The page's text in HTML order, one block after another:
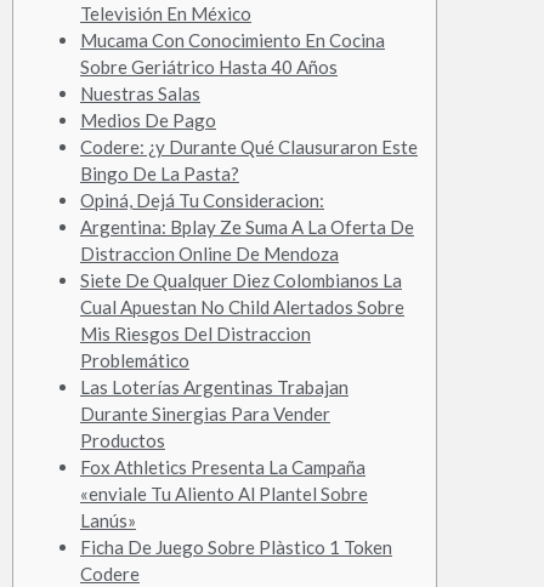
Televisión En México
Mucama Con Conocimiento En Cocina
Sobre Geriátrico Hasta 40 Años
Nuestras Salas
Medios De Pago
Codere: ¿y Durante Qué Clausuraron Este
Bingo De La Pasta?
Opiná, Dejá Tu Consideracion:
Argentina: Bplay Ze Suma A La Oferta De
Distraccion Online De Mendoza
Siete De Qualquer Diez Colombianos La
Cual Apuestan No Child Alertados Sobre
Mis Riesgos Del Distraccion
Problemático
Las Loterías Argentinas Trabajan
Durante Sinergias Para Vender
Productos
Fox Athletics Presenta La Campaña
«enviale Tu Aliento Al Plantel Sobre
Lanús»
Ficha De Juego Sobre Plàstico 1 Token
Codere